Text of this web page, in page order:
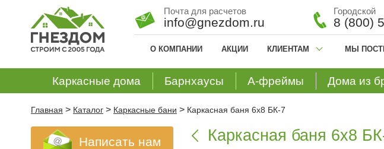
Почта для расчетов
info@gnezdom.ru
Городской
8 (800)
О КОМПАНИИ АКЦИИ КЛИЕНТАМ МЫ
Каркасные дома Барнхаусы А-фреймы Дома из
Главная > Каталог > Каркасные бани > Каркасная баня 6х8 БК-7
 Каркасная баня 6х8
Написать нам